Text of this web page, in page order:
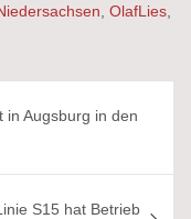
OlafLies
in Augsburg in den
S15 hat Betrieb